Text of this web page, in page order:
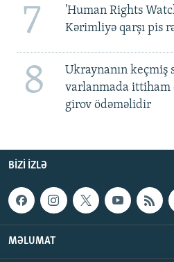
7
'Human Rights
Kərimliyə qarşı pis
8
Ukraynanın keçmiş
varlanmada ittiham
girov ödəməlidir
BIZI IZLƏ
MƏLUMAT